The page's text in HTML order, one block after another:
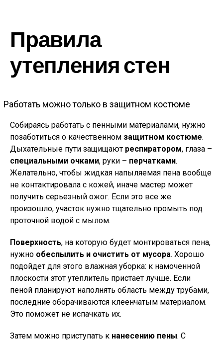
Правила
утепления стен
Работать можно только в защитном костюме
Собираясь работать с пенными материалами, нужно
позаботиться о качественном защитном костюме.
Дыхательные пути защищают респиратором, глаза –
специальными очками, руки – перчатками.
Желательно, чтобы жидкая напыляемая пена вообще
не контактировала с кожей, иначе мастер может
получить серьезный ожог. Если это все же
произошло, участок нужно тщательно промыть под
проточной водой с мылом.
Поверхность, на которую будет монтироваться пена,
нужно обеспылить и очистить от мусора. Хорошо
подойдет для этого влажная уборка: к намоченной
плоскости этот утеплитель пристает лучше. Если
пеной планируют наполнять область между трубами,
последние оборачиваются клеенчатым материалом.
Это поможет не испачкать их.
Затем можно приступать к нанесению пены. С